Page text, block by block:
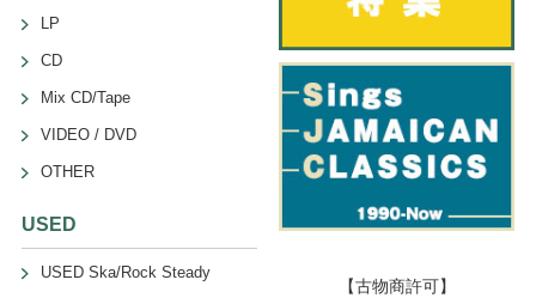
LP
CD
Mix CD/Tape
VIDEO / DVD
OTHER
USED
USED Ska/Rock Steady
【古物商許可】